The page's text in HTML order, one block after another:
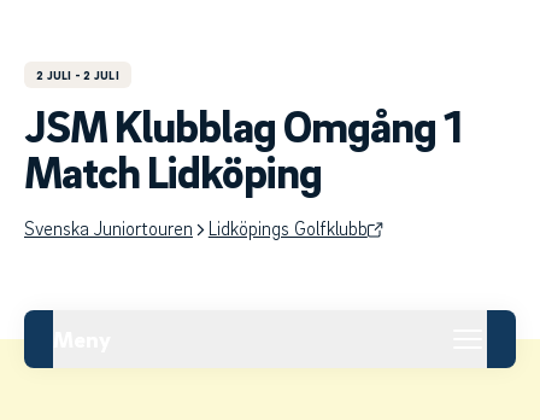
2 JULI - 2 JULI
JSM Klubblag Omgång 1
Match Lidköping
Svenska Juniortouren Lidköpings Golfklubb